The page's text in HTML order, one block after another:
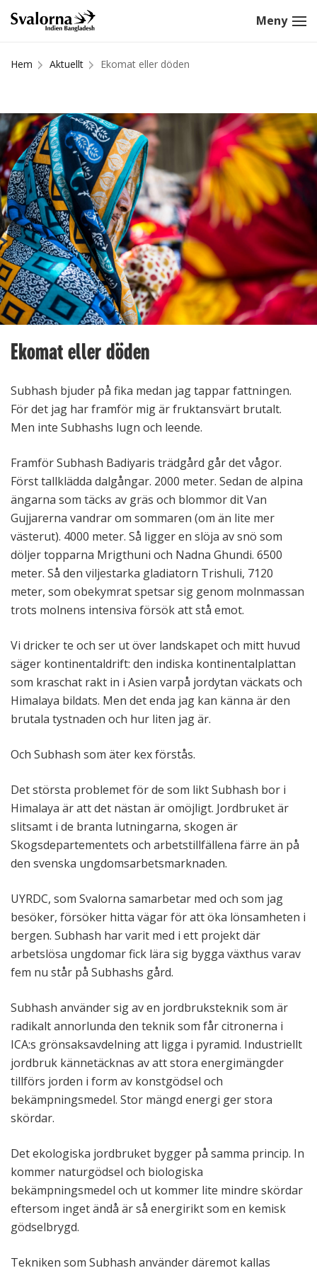
Hem Aktuellt Ekomat eller döden
Ekomat eller döden
Subhash bjuder på fika medan jag tappar fattningen.
För det jag har framför mig är fruktansvärt brutalt.
Men inte Subhashs lugn och leende.
Framför Subhash Badiyaris trädgård går det vågor.
Först tallklädda dalgångar. 2000 meter. Sedan de alpina
ängarna som täcks av gräs och blommor dit Van
Gujjarerna vandrar om sommaren (om än lite mer
västerut). 4000 meter. Så ligger en slöja av snö som
döljer topparna Mrigthuni och Nadna Ghundi. 6500
meter. Så den viljestarka gladiatorn Trishuli, 7120
meter, som obekymrat spetsar sig genom molnmassan
trots molnens intensiva försök att stå emot.
Vi dricker te och ser ut över landskapet och mitt huvud
säger kontinentaldrift: den indiska kontinentalplattan
som kraschat rakt in i Asien varpå jordytan väckats och
Himalaya bildats. Men det enda jag kan känna är den
brutala tystnaden och hur liten jag är.
Och Subhash som äter kex förstås.
Det största problemet för de som likt Subhash bor i
Himalaya är att det nästan är omöjligt. Jordbruket är
slitsamt i de branta lutningarna, skogen är
Skogsdepartementets och arbetstillfällena färre än på
den svenska ungdomsarbetsmarknaden.
UYRDC, som Svalorna samarbetar med och som jag
besöker, försöker hitta vägar för att öka lönsamheten i
bergen. Subhash har varit med i ett projekt där
arbetslösa ungdomar fick lära sig bygga växthus varav
fem nu står på Subhashs gård.
Subhash använder sig av en jordbruksteknik som är
radikalt annorlunda den teknik som får citronerna i
ICA:s grönsaksavdelning att ligga i pyramid. Industriellt
jordbruk kännetäcknas av att stora energimängder
tillförs jorden i form av konstgödsel och
bekämpningsmedel. Stor mängd energi ger stora
skördar.
Det ekologiska jordbruket bygger på samma princip. In
kommer naturgödsel och biologiska
bekämpningsmedel och ut kommer lite mindre skördar
eftersom inget ändå är så energirikt som en kemisk
gödselbrygd.
Tekniken som Subhash använder däremot kallas